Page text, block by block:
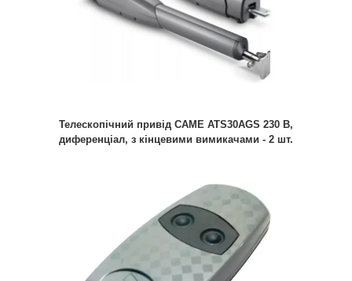
Телескопічний привід CAME ATS30AGS 230 В,
диференціал, з кінцевими вимикачами - 2 шт.